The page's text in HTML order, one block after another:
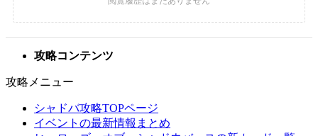
攻略コンテンツ
攻略メニュー
シャドバ攻略TOPページ
イベントの最新情報まとめ